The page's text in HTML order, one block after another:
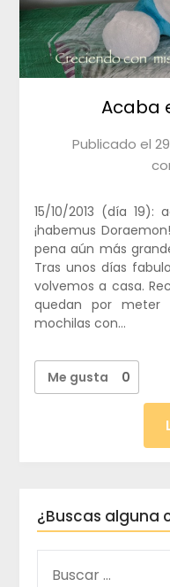
Acaba
Publicado el
15/10/2013 (día 19):
¡habemus
pena aún más
Tras unos días
volvemos a casa.
quedan por meter
mochilas con…
Me gusta 0
¿Buscas alguna